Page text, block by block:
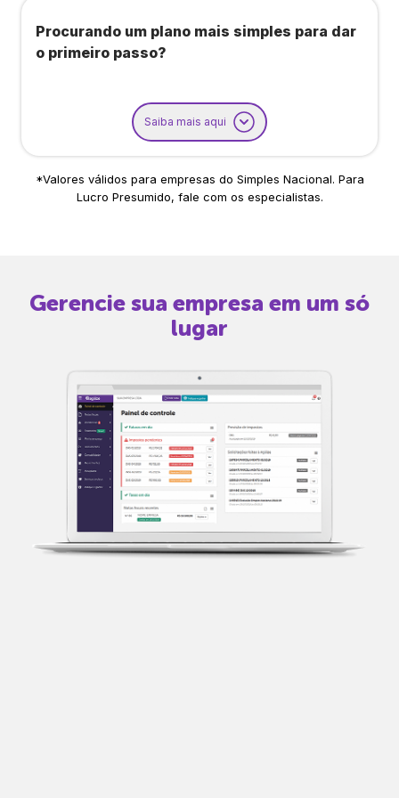
Procurando um plano mais simples para dar
o primeiro passo?
Saiba mais aqui
*Valores válidos para empresas do Simples Nacional. Para
Lucro Presumido, fale com os especialistas.
Gerencie sua empresa em um só
lugar